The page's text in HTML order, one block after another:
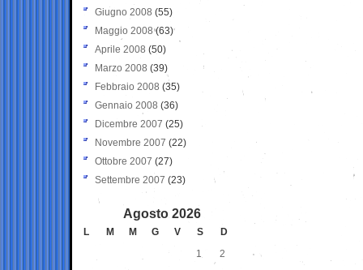
Giugno 2008 (55)
Maggio 2008(63)
Aprile 2008 (50)
Marzo 2008 (39)
Febbraio 2008 (35)
Gennaio 2008 (36)
Dicembre 2007 (25)
Novembre 2007 (22)
Ottobre 2007 (27)
Settembre 2007 (23)
Agosto 2026
L M M G V S
D
1
2